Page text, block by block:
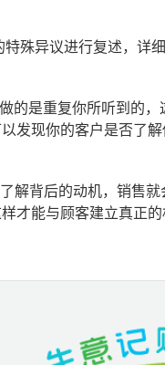
殊异议进行复述，详
的是重复你所听到的
发现你的客户是否了
解背后的动机，销售
才能与顾客建立真正的